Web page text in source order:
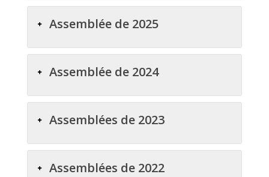
Assemblée de 2025
Assemblée de 2024
Assemblées de 2023
Assemblées de 2022